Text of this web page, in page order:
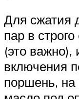
Для сжатия
пар в
(это важно),
включения
поршень, на